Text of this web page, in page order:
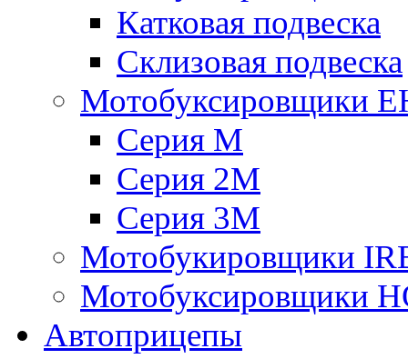
Катковая подвеска
Склизовая подвеска
Мотобуксировщики
Серия М
Серия 2М
Серия 3М
Мотобукировщики
Мотобуксировщики
Автоприцепы